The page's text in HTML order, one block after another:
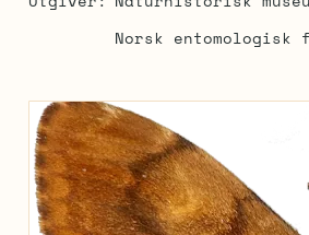
Norsk entomologisk